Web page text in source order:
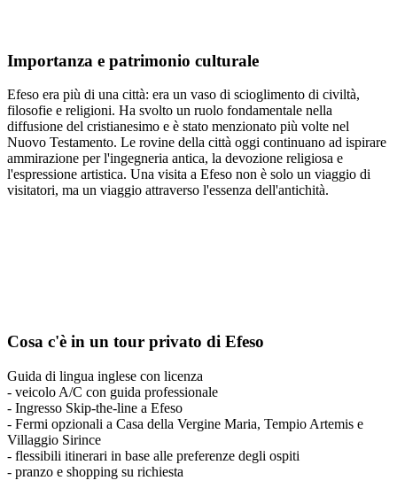
Importanza e patrimonio culturale
Efeso era più di una città: era un vaso di scioglimento di civiltà,
filosofie e religioni. Ha svolto un ruolo fondamentale nella
diffusione del cristianesimo e è stato menzionato più volte nel
Nuovo Testamento. Le rovine della città oggi continuano ad ispirare
ammirazione per l'ingegneria antica, la devozione religiosa e
l'espressione artistica. Una visita a Efeso non è solo un viaggio di
visitatori, ma un viaggio attraverso l'essenza dell'antichità.
Cosa c'è in un tour privato di Efeso
Guida di lingua inglese con licenza
- veicolo A/C con guida professionale
- Ingresso Skip-the-line a Efeso
- Fermi opzionali a Casa della Vergine Maria, Tempio Artemis e
Villaggio Sirince
- flessibili itinerari in base alle preferenze degli ospiti
- pranzo e shopping su richiesta